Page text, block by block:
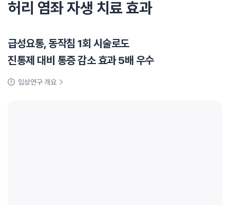
허리 염좌 자생 치료 효과
급성요통, 동작침 1회 시술로도
진통제 대비 통증 감소 효과 5배 우수
임상연구 개요